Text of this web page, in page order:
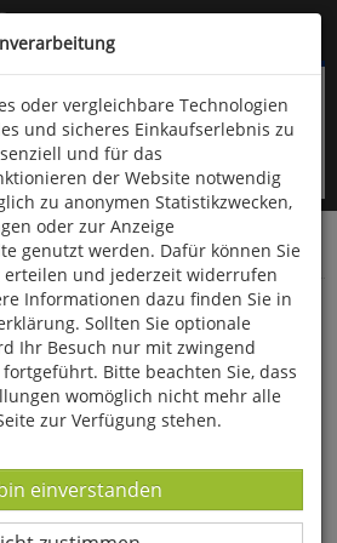
Seite überspringen
(06766) 9323-960
Literatur Diverses
Nachbarn
oder vergleichbare Technologien
und sicheres Einkaufserlebnis zu
und für das
der Website notwendig
zu anonymen Statistikzwecken,
oder zur Anzeige
genutzt werden. Dafür können Sie
und jederzeit widerrufen
Informationen dazu finden Sie in
Sollten Sie optionale
Ihr Besuch nur mit zwingend
Bitte beachten Sie, dass
womöglich nicht mehr alle
zur Verfügung stehen.
-
einverstanden